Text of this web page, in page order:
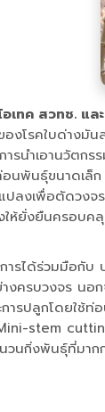
เทค สวทช. แ
งโรคใบด่างมั
ารนำเอานวัต
พันธุ์ขนาดเล็
ปลงเพื่อตัดวง
ให้ยั่งยืนครอบค
การได้ร่วมมือ
อย่างครบวงจ
ารปลูกโดยใ
stem
นวนกิ่งพันธุ์ที่ม